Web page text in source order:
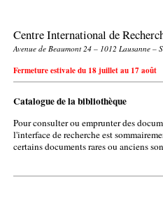
Centre International de
Avenue de Beaumont 24 – 1012 Lausanne –
Fermeture estivale du 18 juillet au 17 août
Catalogue de la bibliothèque
Pour consulter ou emprunter des
l'interface de recherche est
certains documents rares ou anciens